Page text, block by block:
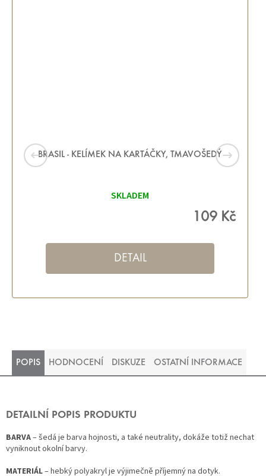
BRASIL - KELÍMEK NA KARTÁČKY, TMAVOŠEDÝ
SKLADEM
109 Kč
DETAIL
POPIS HODNOCENÍ DISKUZE OSTATNÍ INFORMACE
DETAILNÍ POPIS PRODUKTU
BARVA– šedá je barva hojnosti, a také neutrality, dokáže totiž nechat
vyniknout okolní barvy.
MATERIÁL– hebký polyakryl je výjimečně příjemný na dotyk.